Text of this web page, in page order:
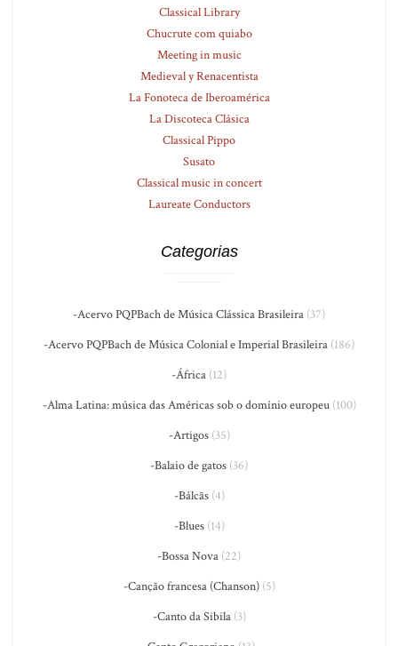
Classical Library
Chucrute com quiabo
Meeting in music
Medieval y Renacentista
La Fonoteca de Iberoamérica
La Discoteca Clásica
Classical Pippo
Susato
Classical music in concert
Laureate Conductors
Categorias
-Acervo PQPBach de Música Clássica Brasileira (37)
-Acervo PQPBach de Música Colonial e Imperial Brasileira (186)
-África (12)
-Alma Latina: música das Américas sob o domínio europeu(100)
-Artigos(35)
-Balaio de gatos (36)
-Bálcãs(4)
-Blues(14)
-Bossa Nova (22)
-Canção francesa (Chanson)(5)
-Canto da Sibila(3)